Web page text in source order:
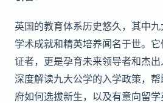
英国的教育体系历史悠久，其中
学术成就和精英培养闻名于世。
证者，更是孕育未来领导者和杰
深度解读九大公学的入学政策，
府如何选拔新生，以及有意向留